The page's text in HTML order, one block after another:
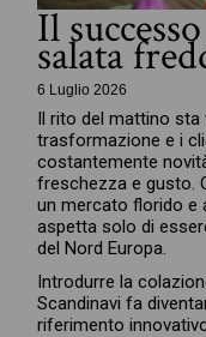
Il
salata
6 Luglio 2026
Il rito del mattino sta
trasformazione e i
costantemente
freschezza e gusto.
un mercato florido e
aspetta solo di
del Nord Europa.
Introdurre la
Scandinavi fa
riferimento